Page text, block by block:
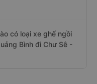
có loại xe ghế ngồi
Bình đi Chư Sê -